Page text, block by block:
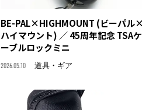
BE-PAL×HIGHMOUNT (ビーパル×
ハイマウント) ／ 45周年記念 TSAケ
ーブルロックミニ
2026.05.10 道具・ギア